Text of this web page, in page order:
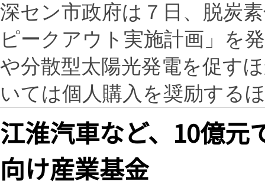
深セン市政府は７日、脱炭
ピークアウト実施計画」を
や分散型太陽光発電を促す
いては個人購入を奨励する
江淮汽車など、10億元
向け産業基金